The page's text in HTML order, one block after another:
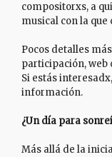
compositorxs, a
musical con la
Pocos detalles
participación, web
Si estás
información.
¿Un día para
Más allá de la